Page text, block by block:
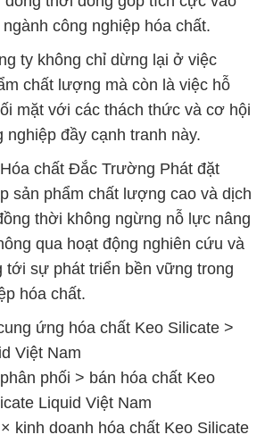
công nghiệp hóa chất.
ty không chỉ dừng lại ở việc
chất lượng mà còn là việc hỗ
mặt với các thách thức và cơ hội
nghiệp đầy cạnh tranh này.
chất Đắc Trường Phát đặt
sản phẩm chất lượng cao và dịch
thời không ngừng nỗ lực nâng
qua hoạt động nghiên cứu và
tới sự phát triển bền vững trong
hóa chất.
ứng hóa chất Keo Silicate >
Việt Nam
phối > bán hóa chất Keo
Liquid Việt Nam
kinh doanh hóa chất Keo Silicate